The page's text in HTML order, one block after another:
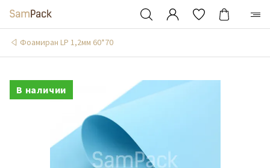
Фоамиран LP 1,2мм 60*70
В наличии